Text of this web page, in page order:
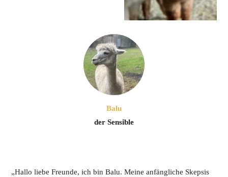
Balu
der Sensible
„Hallo liebe Freunde, ich bin Balu. Meine anfängliche Skepsis